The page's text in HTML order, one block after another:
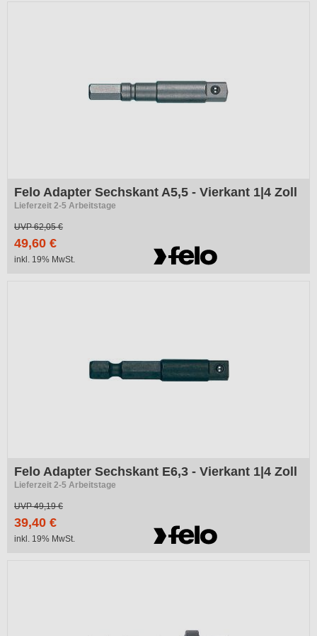
Felo Adapter Sechskant A5,5 - Vierkant 1|4 Zoll
Lieferzeit 2-5 Arbeitstage
UVP62,05 €
49,60 €
inkl. 19% MwSt.
Felo Adapter Sechskant E6,3 - Vierkant 1|4 Zoll
Lieferzeit 2-5 Arbeitstage
UVP49,19 €
39,40 €
inkl. 19% MwSt.